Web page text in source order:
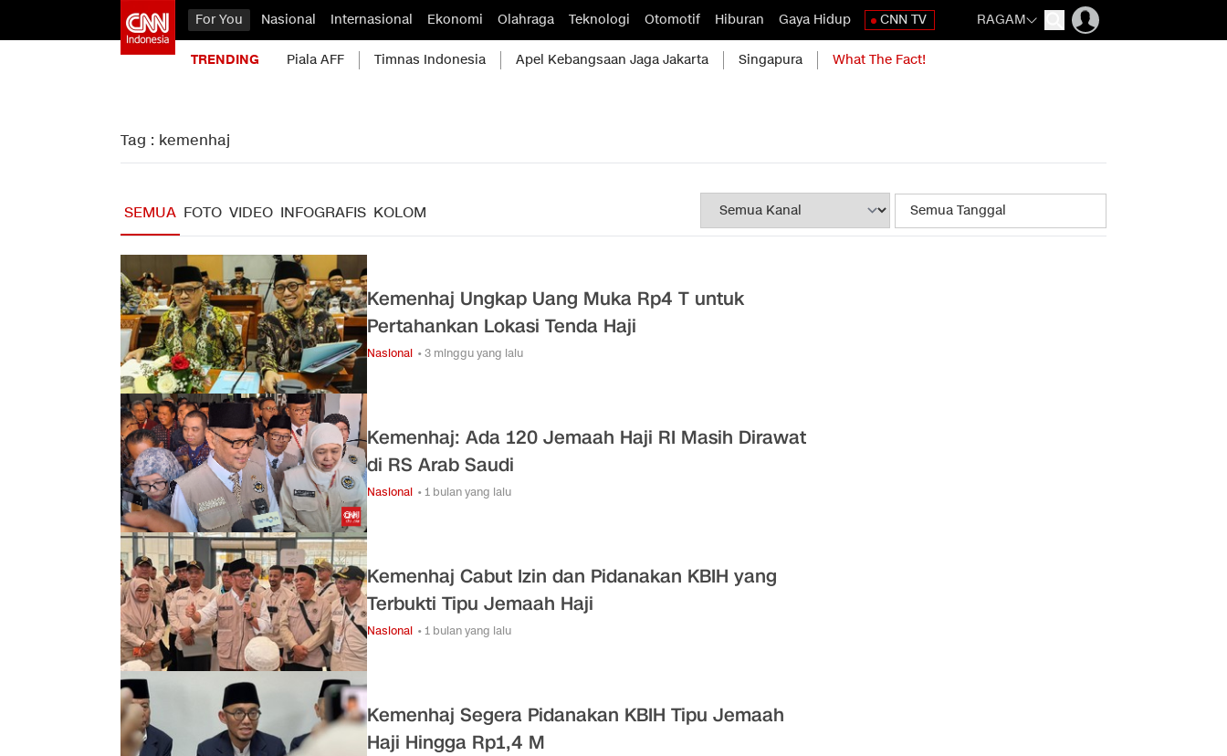
For You Nasional Internasional Ekonomi Olahraga Teknologi Otomotif Hiburan Gaya Hidup CNN TV RAGAM
TRENDING Piala AFF Timnas Indonesia Apel Kebangsaan Jaga Jakarta Singapura What The Fact!
Tag : kemenhaj
SEMUA FOTO VIDEO INFOGRAFIS KOLOM
Kemenhaj Ungkap Uang Muka Rp4 T untuk
Pertahankan Lokasi Tenda Haji
Nasional • 3 minggu yang lalu
Kemenhaj: Ada 120 Jemaah Haji RI Masih Dirawat
di RS Arab Saudi
Nasional • 1 bulan yang lalu
Kemenhaj Cabut Izin dan Pidanakan KBIH yang
Terbukti Tipu Jemaah Haji
Nasional • 1 bulan yang lalu
Kemenhaj Segera Pidanakan KBIH Tipu Jemaah
Haji Hingga Rp1,4 M